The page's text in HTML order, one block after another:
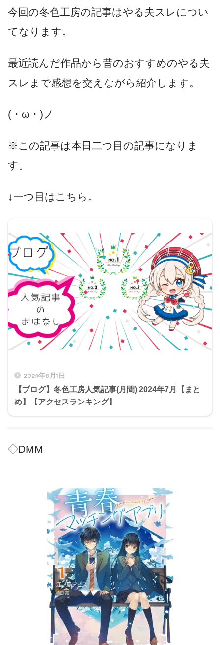
今回の冬色工房の記事はやる夫スレについ
てなります。
最近読んだ作品から昔のおすすめのやる夫
スレまで感想を交えながら紹介します。
(・ω・)ノ
※この記事は本日二つ目の記事になりま
す。
↓一つ目はこちら。
2024年8月1日
【ブログ】冬色工房人気記事(月間) 2024年7月【まと
め】【アクセスランキング】
◇DMM